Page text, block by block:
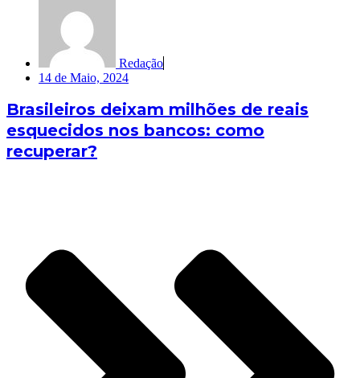
Redação
14 de Maio, 2024
Brasileiros deixam milhões de reais
esquecidos nos bancos: como
recuperar?